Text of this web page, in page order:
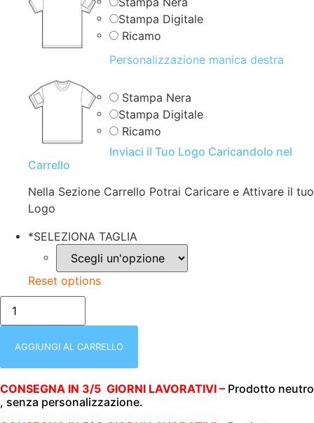
Stampa Digitale
Ricamo
Personalizzazione manica destra
Stampa Nera
Stampa Digitale
Ricamo
Inviaci il Tuo Logo Caricandolo nel
Carrello
Nella Sezione Carrello Potrai Caricare e Attivare il tuo
Logo
*SELEZIONA TAGLIA
Reset options
T-
SHIRT
DONNA
MANICA
|
GR/M2
|
AGGIUNGI AL CARRELLO
CONSEGNA IN 3/5 GIORNI LAVORATIVI – Prodotto neutro
, senza personalizzazione.